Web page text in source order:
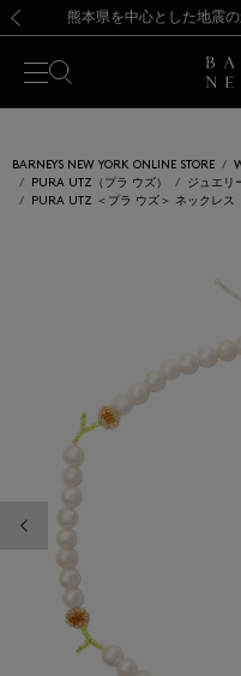
熊本県を中心とした地震
【開催中】
BARNEYS NEW YORK ONLINE STORE
PURA UTZ（プラ ウズ）
ジュエリ
PURA UTZ ＜プラ ウズ＞ ネックレス
前の画像